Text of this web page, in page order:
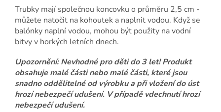
Trubky mají společnou koncovku o průměru 2,5 cm -
můžete natočit na kohoutek a naplnit vodou. Když se
balónky naplní vodou, mohou být použity na vodní
bitvy v horkých letních dnech.
Upozornění: Nevhodné pro děti do 3 let! Produkt
obsahuje malé části nebo malé části, které jsou
snadno oddělitelné od výrobku a při vložení do úst
hrozí nebezpečí udušení. V případě vdechnutí hrozí
nebezpečí udušení.